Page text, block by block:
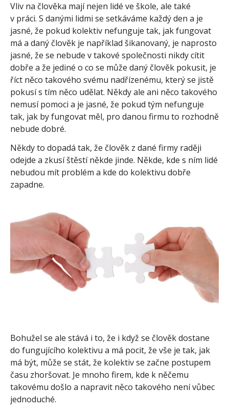
Vliv na člověka mají nejen lidé ve škole, ale také
v práci. S danými lidmi se setkáváme každý den a je
jasné, že pokud kolektiv nefunguje tak, jak fungovat
má a daný člověk je například šikanovaný, je naprosto
jasné, že se nebude v takové společnosti nikdy cítit
dobře a že jediné o co se může daný člověk pokusit, je
říct něco takového svému nadřízenému, který se jistě
pokusí s tím něco udělat. Někdy ale ani něco takového
nemusí pomoci a je jasné, že pokud tým nefunguje
tak, jak by fungovat měl, pro danou firmu to rozhodně
nebude dobré.
Někdy to dopadá tak, že člověk z dané firmy raději
odejde a zkusí štěstí někde jinde. Někde, kde s ním lidé
nebudou mít problém a kde do kolektivu dobře
zapadne.
Bohužel se ale stává i to, že i když se člověk dostane
do fungujícího kolektivu a má pocit, že vše je tak, jak
má být, může se stát, že kolektiv se začne postupem
času zhoršovat. Je mnoho firem, kde k něčemu
takovému došlo a napravit něco takového není vůbec
jednoduché.